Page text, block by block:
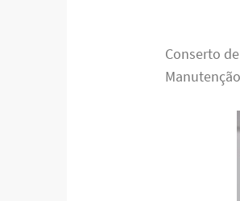
Conserto